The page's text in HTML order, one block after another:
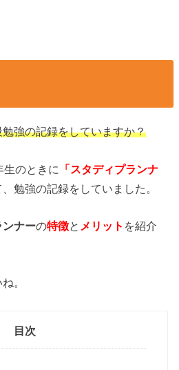
強の記録をしていますか？
生のときに
「スタディプランナ
勉強の記録をしていました。
ンナーの特徴と メリット を紹介
。
目次